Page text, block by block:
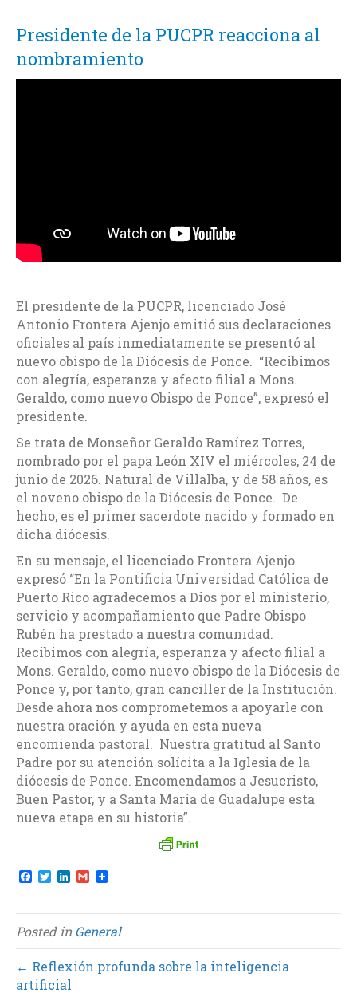
Presidente de la PUCPR reacciona al
nombramiento
El presidente de la PUCPR, licenciado José
Antonio Frontera Ajenjo emitió sus declaraciones
oficiales al país inmediatamente se presentó al
nuevo obispo de la Diócesis de Ponce. “Recibimos
con alegría, esperanza y afecto filial a Mons.
Geraldo, como nuevo Obispo de Ponce”, expresó el
presidente.
Se trata de Monseñor Geraldo Ramírez Torres,
nombrado por el papa León XIV el miércoles, 24 de
junio de 2026. Natural de Villalba, y de 58 años, es
el noveno obispo de la Diócesis de Ponce. De
hecho, es el primer sacerdote nacido y formado en
dicha diócesis.
En su mensaje, el licenciado Frontera Ajenjo
expresó “En la Pontificia Universidad Católica de
Puerto Rico agradecemos a Dios por el ministerio,
servicio y acompañamiento que Padre Obispo
Rubén ha prestado a nuestra comunidad.
Recibimos con alegría, esperanza y afecto filial a
Mons. Geraldo, como nuevo obispo de la Diócesis de
Ponce y, por tanto, gran canciller de la Institución.
Desde ahora nos comprometemos a apoyarle con
nuestra oración y ayuda en esta nueva
encomienda pastoral. Nuestra gratitud al Santo
Padre por su atención solícita a la Iglesia de la
diócesis de Ponce. Encomendamos a Jesucristo,
Buen Pastor, y a Santa María de Guadalupe esta
nueva etapa en su historia”.
F
a
e
b
o
o
k
T
w
t
t
e
r
L
k
e
d
I
n
G
m
i
l
Posted inGeneral
← Reflexión profunda sobre la inteligencia
artificial